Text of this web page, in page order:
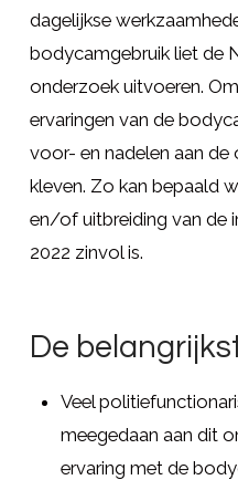
dagelijkse
bodycamgebruik liet de
onderzoek uitvoeren.
ervaringen van de
voor- en nadelen aan
kleven. Zo kan bepaald
en/of uitbreiding van de
2022 zinvol is.
De
Veel
meegedaan aan dit
ervaring met de